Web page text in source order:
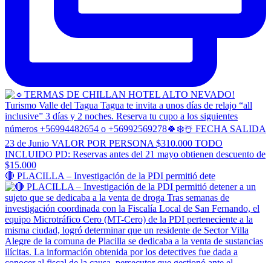
🔴 PLACILLA – Investigación de la PDI permitió dete